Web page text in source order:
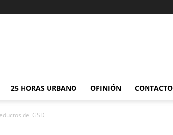
25 HORAS URBANO OPINIÓN CONTACTO
del GSD